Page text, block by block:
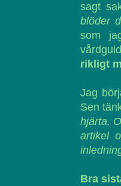
sagt
blöder
som
rikligt
Jag
Sen
hjärta.
artikel
Bra